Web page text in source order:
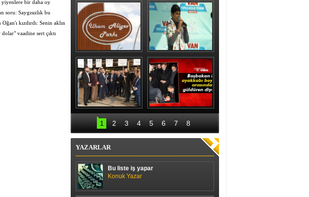
yiyenlere bir daha oy
soru: Saygısızlık bu
kızdırdı: Senin aklın
vaadine sert çıktı
İlham Aliyev Parkı
Törenle Açıldı
Vanlı çocuk gülme
krizine soktu
Bilal Erdoğan hedefi
12’den vurdu
Başbakan ile
ayakkabı boyacısı
arasında güldüren
diyalog
1 2 3 4 5 6 7 8
YAZARLAR
Bu liste iş yapar
Konuk Yazar